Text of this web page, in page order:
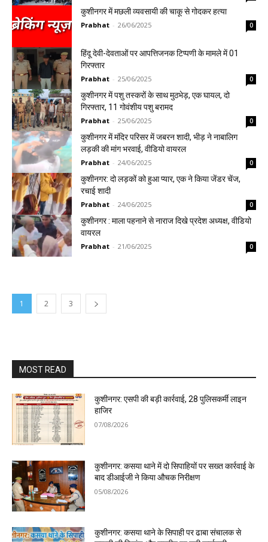
कुशीनगर में मछली व्यवसायी की चाकू से गोदकर हत्या
Prabhat - 26/06/2025 0
हिंदू देवी-देवताओं पर आपत्तिजनक टिप्पणी के मामले में 01
गिरफ्तार
Prabhat - 25/06/2025 0
कुशीनगर में पशु तस्करों के साथ मुठभेड़, एक घायल, दो
गिरफ्तार, 11 गोवंशीय पशु बरामद
Prabhat - 25/06/2025 0
कुशीनगर में मंदिर परिसर में जबरन शादी, भीड़ ने नाबालिग
लड़की की मांग भरवाई, वीडियो वायरल
Prabhat - 24/06/2025 0
कुशीनगर: दो लड़कों को हुआ प्यार, एक ने किया जेंडर चेंज,
रचाई शादी
Prabhat - 24/06/2025 0
कुशीनगर : माला पहनाने से नाराज दिखे प्रदेश अध्यक्ष, वीडियो
वायरल
Prabhat - 21/06/2025 0
1 2 3
MOST READ
कुशीनगर: एसपी की बड़ी कार्रवाई, 28 पुलिसकर्मी लाइन
हाजिर
07/08/2026
कुशीनगर: कसया थाने में दो सिपाहियों पर सख्त कार्रवाई के
बाद डीआईजी ने किया औचक निरीक्षण
05/08/2026
कुशीनगर: कसया थाने के सिपाही पर ढाबा संचालक से